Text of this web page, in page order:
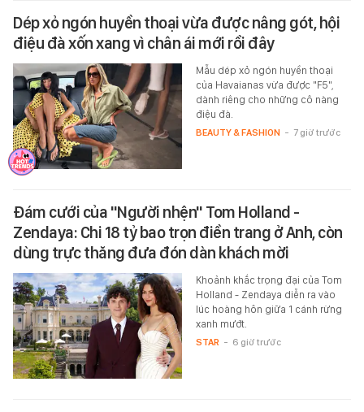
Dép xỏ ngón huyền thoại vừa được nâng gót, hội
điệu đà xốn xang vì chân ái mới rồi đây
Mẫu dép xỏ ngón huyền thoại
của Havaianas vừa được "F5",
dành riêng cho những cô nàng
điệu đà.
BEAUTY & FASHION - 7 giờ trước
Đám cưới của "Người nhện" Tom Holland -
Zendaya: Chi 18 tỷ bao trọn điền trang ở Anh, còn
dùng trực thăng đưa đón dàn khách mời
Khoảnh khắc trọng đại của Tom
Holland - Zendaya diễn ra vào
lúc hoàng hôn giữa 1 cánh rừng
xanh mướt.
STAR - 6 giờ trước